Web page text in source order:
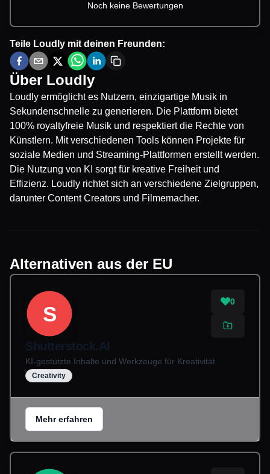
Noch keine Bewertungen
Teile Loudly mit deinen Freunden:
Über Loudly
Loudly ermöglicht es Nutzern, einzigartige Musik in
Sekundenschnelle zu generieren. Die Plattform bietet
100% royaltyfreie Musik und respektiert die Rechte von
Künstlern. Mit verschiedenen Tools können Projekte für
soziale Medien und Streaming-Plattformen erstellt werden.
Die Nutzung von KI sorgt für kreative Freiheit und
Effizienz. Loudly richtet sich an verschiedene Zielgruppen,
darunter Content Creators und Filmemacher.
Alternativen aus der EU
S
0
Shutterstock.AI
KI-gestützte Inhalte und Werkzeuge für Kreativität.
Creativity
Mehr erfahren